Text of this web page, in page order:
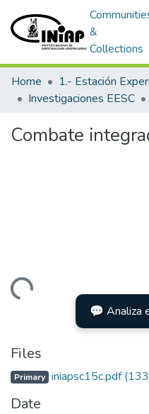
&
Collections
Home
Investigaciones EESC
Combate
Loading... 💬 Analiza
Files
Primary iniapsc15c.pdf
Date